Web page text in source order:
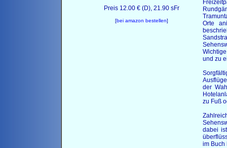
Preis 12.00 € (D), 21.90 sFr
[bei amazon bestellen]
Orte
und zu
der
zu Fuß
dabei
im Buch